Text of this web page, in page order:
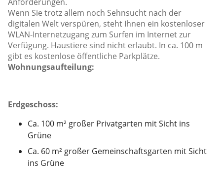
Wenn Sie trotz allem noch Sehnsucht nach der
digitalen Welt verspüren, steht Ihnen ein kostenloser
WLAN-Internetzugang zum Surfen im Internet zur
Verfügung. Haustiere sind nicht erlaubt. In ca. 100 m
gibt es kostenlose öffentliche Parkplätze.
Wohnungsaufteilung:
Erdgeschoss:
Ca. 100 m² großer Privatgarten mit Sicht ins
Grüne
Ca. 60 m² großer Gemeinschaftsgarten mit Sicht
ins Grüne